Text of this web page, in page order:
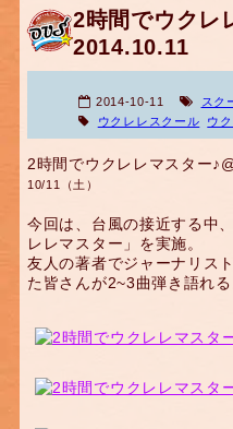
2時間でウクレ
2014.10.11
2014-10-11
スク
ウクレレスクール
ウ
2時間でウクレレマスター
10/11（土）
今回は、台風の接近する中
レレマスター」を実施。
友人の著者でジャーナリス
た皆さんが2~3曲弾き語れ